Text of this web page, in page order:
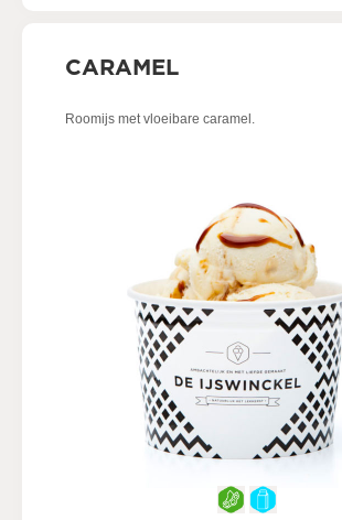
CARAMEL
Roomijs met vloeibare caramel.